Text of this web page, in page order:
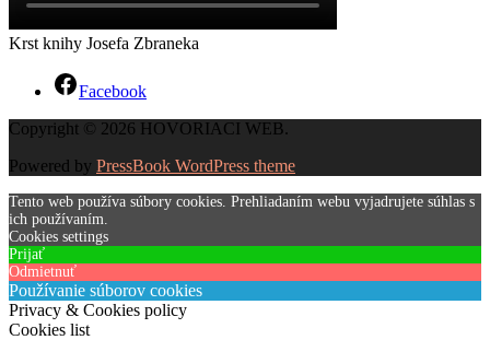
Krst knihy Josefa Zbraneka
Facebook
Copyright © 2026 HOVORIACI WEB.
Powered by PressBook WordPress theme
Tento web používa súbory cookies. Prehliadaním webu vyjadrujete súhlas s
ich používaním.
Cookies settings
Prijať
Odmietnuť
Používanie súborov cookies
Privacy & Cookies policy
Cookies list